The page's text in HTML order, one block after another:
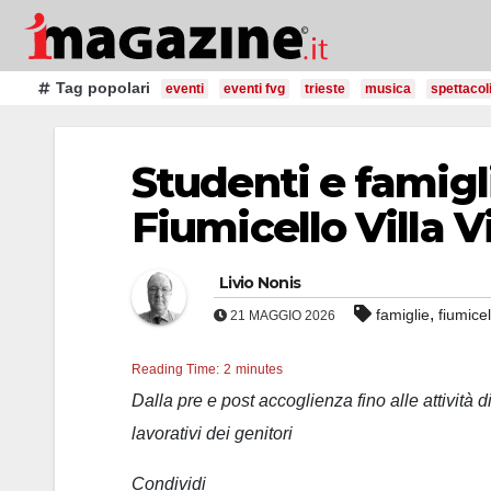
Salta
contenutoTag popolari eventi eventi fvg trieste musica spettacoli
Studenti e
Fiumicello Villa
Livio Nonis
21 MAGGIO 2026 famiglie,
Reading Time: 2 minutes
Dalla pre e post accoglienza fino alle attività
lavorativi dei genitori
Condividi